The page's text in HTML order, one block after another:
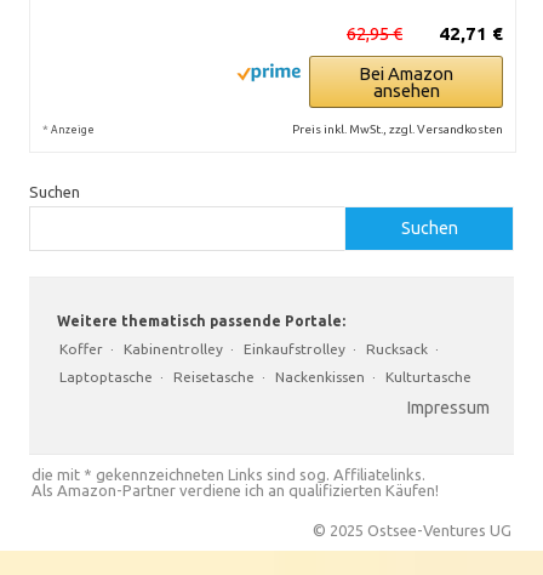
42,71 €
62,95 €
Bei Amazon
ansehen
* Anzeige Preis inkl. MwSt., zzgl. Versandkosten
Suchen
Suchen
Weitere thematisch passende Portale:
Koffer · Kabinentrolley · Einkaufstrolley · Rucksack ·
Laptoptasche · Reisetasche · Nackenkissen · Kulturtasche
Impressum
die mit * gekennzeichneten Links sind sog. Affiliatelinks.
Als Amazon-Partner verdiene ich an qualifizierten Käufen!
© 2025 Ostsee-Ventures UG